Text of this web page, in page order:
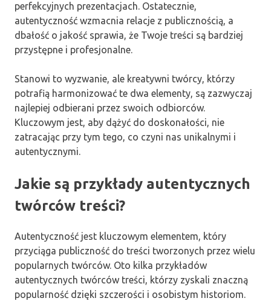
perfekcyjnych prezentacjach. Ostatecznie,
autentyczność wzmacnia relacje z publicznością, a
dbałość o jakość sprawia, że Twoje treści są bardziej
przystępne i profesjonalne.
Stanowi to wyzwanie, ale kreatywni twórcy, którzy
potrafią harmonizować te dwa elementy, są zazwyczaj
najlepiej odbierani przez swoich odbiorców.
Kluczowym jest, aby dążyć do doskonałości, nie
zatracając przy tym tego, co czyni nas unikalnymi i
autentycznymi.
Jakie są przykłady autentycznych
twórców treści?
Autentyczność jest kluczowym elementem, który
przyciąga publiczność do treści tworzonych przez wielu
popularnych twórców. Oto kilka przykładów
autentycznych twórców treści, którzy zyskali znaczną
popularność dzięki szczerości i osobistym historiom.